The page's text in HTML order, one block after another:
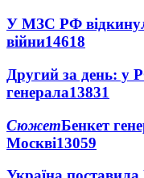
У МЗС РФ
війни14618
Другий за день: у
генерала13831
СюжетБенкет
Москві13059